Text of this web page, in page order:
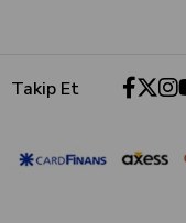
Takip Et